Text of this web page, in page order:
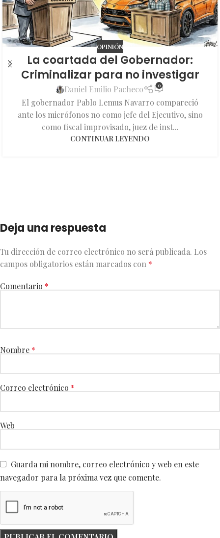
OPINIÓN
La coartada del Gobernador:
Criminalizar para no investigar
Daniel Emilio Pacheco 0
El gobernador Pablo Lemus Navarro compareció
ante los micrófonos no como jefe del Ejecutivo, sino
como fiscal improvisado, juez de inst...
CONTINUAR LEYENDO
Deja una respuesta
Tu dirección de correo electrónico no será publicada. Los
campos obligatorios están marcados con *
Comentario *
Nombre *
Correo electrónico *
Web
Guarda mi nombre, correo electrónico y web en este
navegador para la próxima vez que comente.